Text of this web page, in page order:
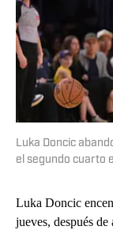
Luka Doncic
el segundo cuarto
Luka Doncic
jueves, después